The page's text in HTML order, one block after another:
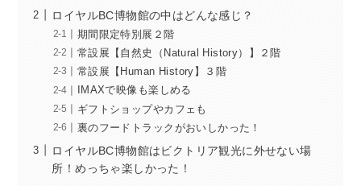
ロイヤルBC博物館の中はどんな感じ？
期間限定特別展２階
常設展【自然史（Natural History）】２階
常設展【Human History】３階
IMAXで映像も楽しめる
ギフトショップやカフェも
裏のフードトラックがおいしかった！
ロイヤルBC博物館はビクトリア観光に外せない場
所！めっちゃ楽しかった！